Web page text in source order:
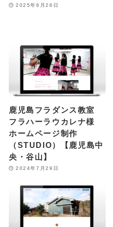
2025年6月26日
鹿児島フラダンス教室
フラハーラウカレナ様
ホームページ制作
（STUDIO）【鹿児島中
央・谷山】
2024年7月29日